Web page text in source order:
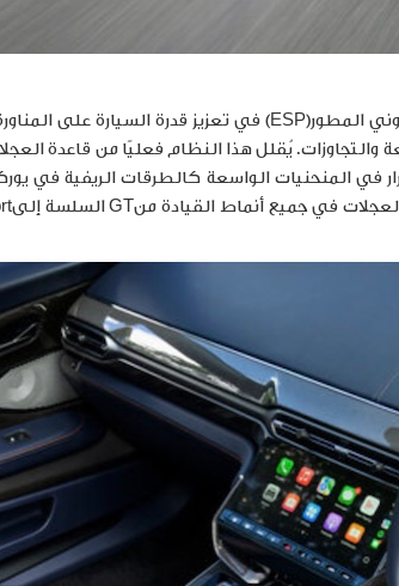
المطور(ESP)
في تعزيز قدرة السيارة على
يُقلل هذا النظام فعليًا من قاعدة
في المنحنيات الواسعة كالطرقات الريفية في
في جميع أنماط القيادة منGT السلسة إلى